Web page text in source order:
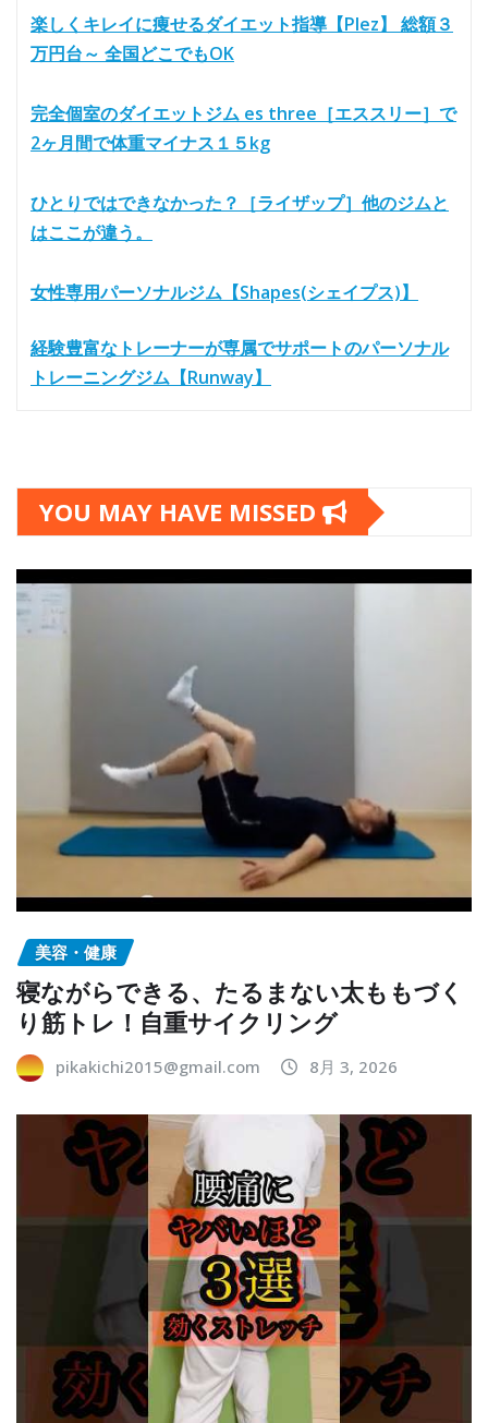
楽しくキレイに痩せるダイエット指導【Plez】 総額３
万円台～ 全国どこでもOK
完全個室のダイエットジム es three［エススリー］で
2ヶ月間で体重マイナス１５kg
ひとりではできなかった？［ライザップ］他のジムと
はここが違う。
女性専用パーソナルジム【Shapes(シェイプス)】
経験豊富なトレーナーが専属でサポートのパーソナル
トレーニングジム【Runway】
YOU MAY HAVE MISSED
美容・健康
寝ながらできる、たるまない太ももづく
り筋トレ！自重サイクリング
pikakichi2015@gmail.com 8月 3, 2026